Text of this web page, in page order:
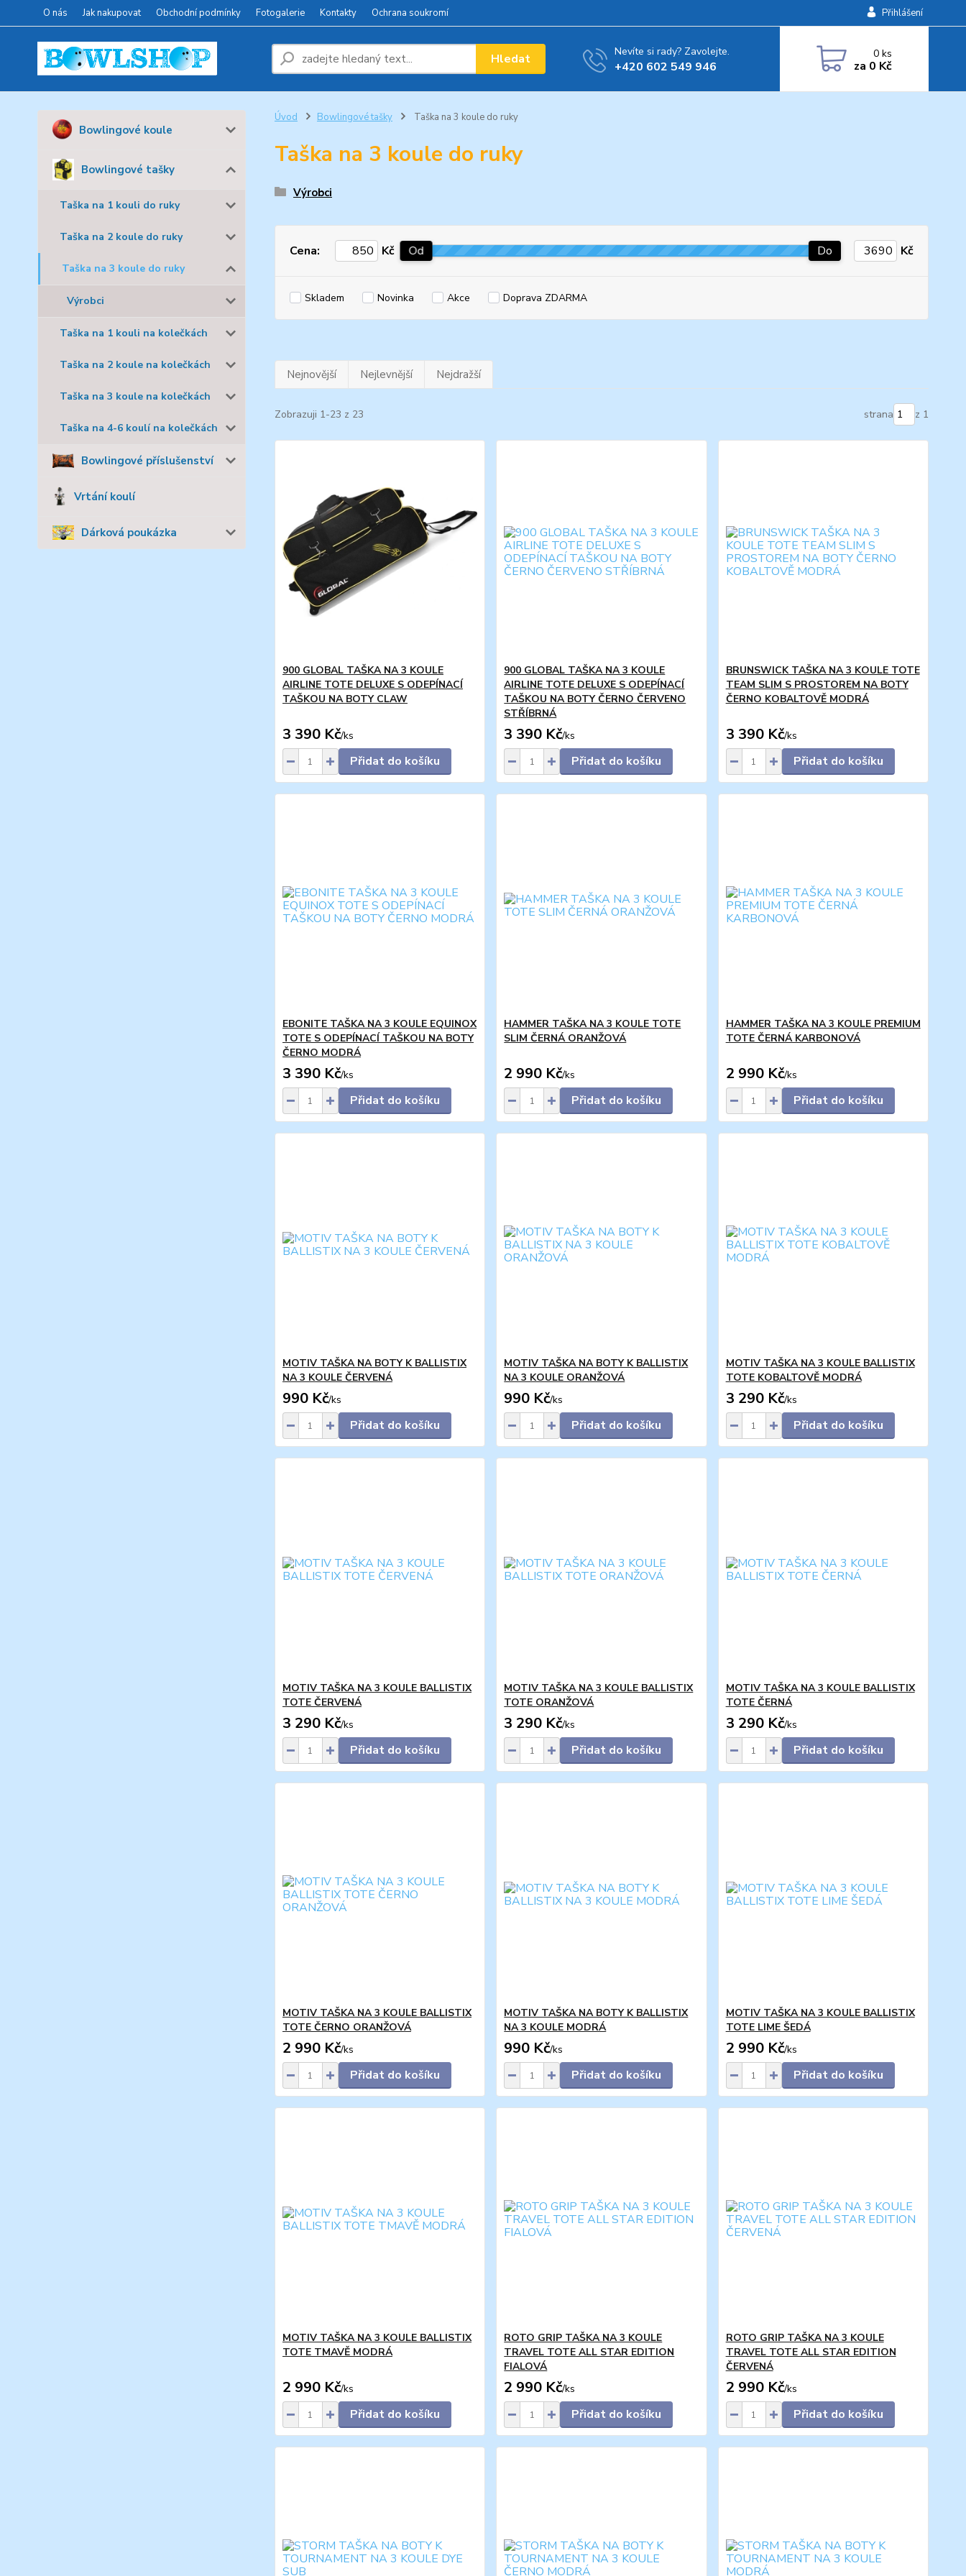
O nás Jak nakupovat Obchodní podmínky Fotogalerie Kontakty Ochrana soukromí Přihlášení
Hledat Nevíte si rady? Zavolejte.
+420 602 549 946
0ks
za 0 Kč
Bowlingové koule
Bowlingové tašky
Taška na 1 kouli do ruky
Taška na 2 koule do ruky
Taška na 3 koule do ruky
Výrobci
Taška na 1 kouli na kolečkách
Taška na 2 koule na kolečkách
Taška na 3 koule na kolečkách
Taška na 4-6 koulí na kolečkách
Bowlingové příslušenství
Vrtání koulí
Dárková poukázka
Úvod Bowlingové tašky Taška na 3 koule do ruky
Taška na 3 koule do ruky
Výrobci
Cena: Kč Od Do Kč
Skladem Novinka Akce Doprava ZDARMA
Nejnovější Nejlevnější Nejdražší
Zobrazuji 1-23 z 23 strana z 1
900 GLOBAL TAŠKA NA 3 KOULE
AIRLINE TOTE DELUXE S ODEPÍNACÍ
TAŠKOU NA BOTY CLAW
3 390 Kč/ks
Přidat do košíku
900 GLOBAL TAŠKA NA 3 KOULE
AIRLINE TOTE DELUXE S ODEPÍNACÍ
TAŠKOU NA BOTY ČERNO ČERVENO
STŘÍBRNÁ
3 390 Kč/ks
Přidat do košíku
BRUNSWICK TAŠKA NA 3 KOULE TOTE
TEAM SLIM S PROSTOREM NA BOTY
ČERNO KOBALTOVĚ MODRÁ
3 390 Kč/ks
Přidat do košíku
EBONITE TAŠKA NA 3 KOULE EQUINOX
TOTE S ODEPÍNACÍ TAŠKOU NA BOTY
ČERNO MODRÁ
3 390 Kč/ks
Přidat do košíku
HAMMER TAŠKA NA 3 KOULE TOTE
SLIM ČERNÁ ORANŽOVÁ
2 990 Kč/ks
Přidat do košíku
HAMMER TAŠKA NA 3 KOULE PREMIUM
TOTE ČERNÁ KARBONOVÁ
2 990 Kč/ks
Přidat do košíku
MOTIV TAŠKA NA BOTY K BALLISTIX
NA 3 KOULE ČERVENÁ
990 Kč/ks
Přidat do košíku
MOTIV TAŠKA NA BOTY K BALLISTIX
NA 3 KOULE ORANŽOVÁ
990 Kč/ks
Přidat do košíku
MOTIV TAŠKA NA 3 KOULE BALLISTIX
TOTE KOBALTOVĚ MODRÁ
3 290 Kč/ks
Přidat do košíku
MOTIV TAŠKA NA 3 KOULE BALLISTIX
TOTE ČERVENÁ
3 290 Kč/ks
Přidat do košíku
MOTIV TAŠKA NA 3 KOULE BALLISTIX
TOTE ORANŽOVÁ
3 290 Kč/ks
Přidat do košíku
MOTIV TAŠKA NA 3 KOULE BALLISTIX
TOTE ČERNÁ
3 290 Kč/ks
Přidat do košíku
MOTIV TAŠKA NA 3 KOULE BALLISTIX
TOTE ČERNO ORANŽOVÁ
2 990 Kč/ks
Přidat do košíku
MOTIV TAŠKA NA BOTY K BALLISTIX
NA 3 KOULE MODRÁ
990 Kč/ks
Přidat do košíku
MOTIV TAŠKA NA 3 KOULE BALLISTIX
TOTE LIME ŠEDÁ
2 990 Kč/ks
Přidat do košíku
MOTIV TAŠKA NA 3 KOULE BALLISTIX
TOTE TMAVĚ MODRÁ
2 990 Kč/ks
Přidat do košíku
ROTO GRIP TAŠKA NA 3 KOULE
TRAVEL TOTE ALL STAR EDITION
FIALOVÁ
2 990 Kč/ks
Přidat do košíku
ROTO GRIP TAŠKA NA 3 KOULE
TRAVEL TOTE ALL STAR EDITION
ČERVENÁ
2 990 Kč/ks
Přidat do košíku